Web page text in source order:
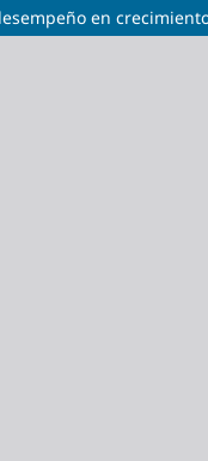
en